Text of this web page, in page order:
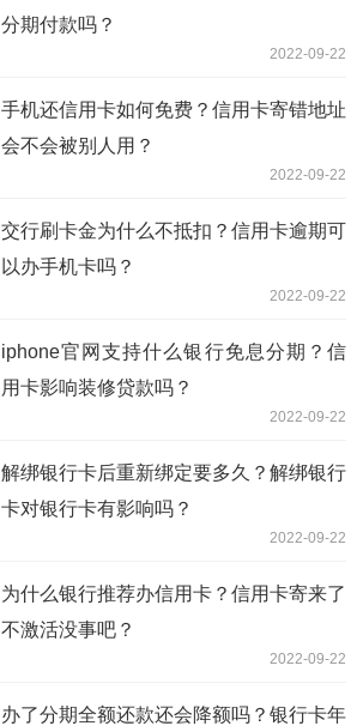
分期付款吗？
2022-09-22
手机还信用卡如何免费？信用卡寄错地址
会不会被别人用？
2022-09-22
交行刷卡金为什么不抵扣？信用卡逾期可
以办手机卡吗？
2022-09-22
iphone官网支持什么银行免息分期？信
用卡影响装修贷款吗？
2022-09-22
解绑银行卡后重新绑定要多久？解绑银行
卡对银行卡有影响吗？
2022-09-22
为什么银行推荐办信用卡？信用卡寄来了
不激活没事吧？
2022-09-22
办了分期全额还款还会降额吗？银行卡年